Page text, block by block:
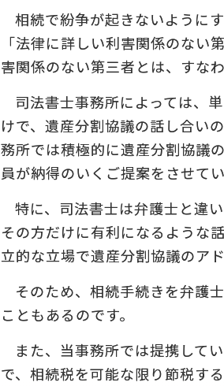
相続で紛争が起きないように
「法律に詳しい利害関係のない
害関係のない第三者とは、すな
司法書士事務所によっては、
けで、遺産分割協議の話し合い
務所では積極的に遺産分割協議
員が納得のいくご提案をさせて
特に、司法書士は弁護士と違
その方だけに有利になるような
立的な立場で遺産分割協議のア
そのため、相続手続きを弁護
こともあるのです。
また、当事務所では提携して
で、相続税を可能な限り節税す